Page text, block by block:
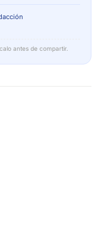
antes de compartir.